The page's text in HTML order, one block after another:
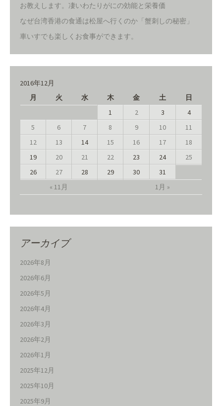
お教えします。凄いわたりがにの効能と栄養価
なぜ台湾香港の食通は松屋へ行くのか「蟹刺しの秘密」
車いすでも楽しくお食事ができます。
2016年12月
月
火 水 木 金 土 日
« 11月 1月 »
1 2 3
4
5
6 7 8 9 10
11
12
13 14 15 16 17
18
19
20 21 22 23 24
25
26
27 28 29 30 31
アーカイブ
2026年8月
2026年6月
2026年5月
2026年4月
2026年3月
2026年2月
2026年1月
2025年12月
2025年10月
2025年9月